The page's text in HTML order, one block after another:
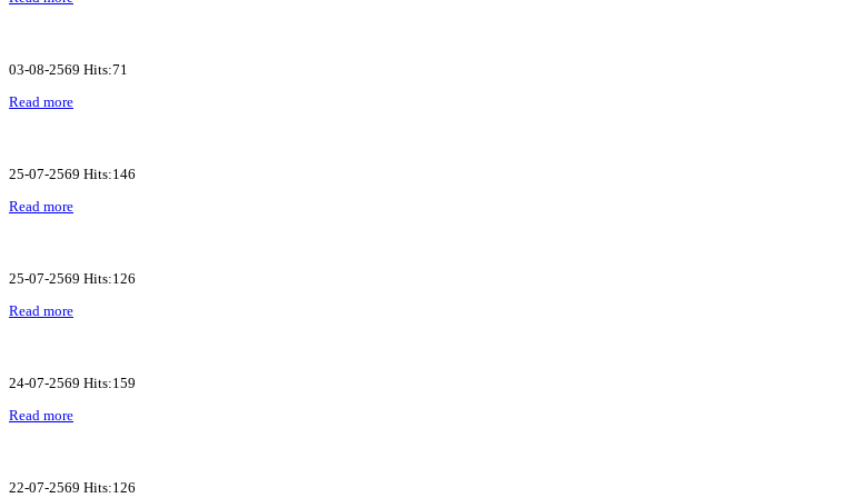
03-08-2569 Hits:71
Read more
25-07-2569 Hits:146
Read more
25-07-2569 Hits:126
Read more
24-07-2569 Hits:159
Read more
22-07-2569 Hits:126